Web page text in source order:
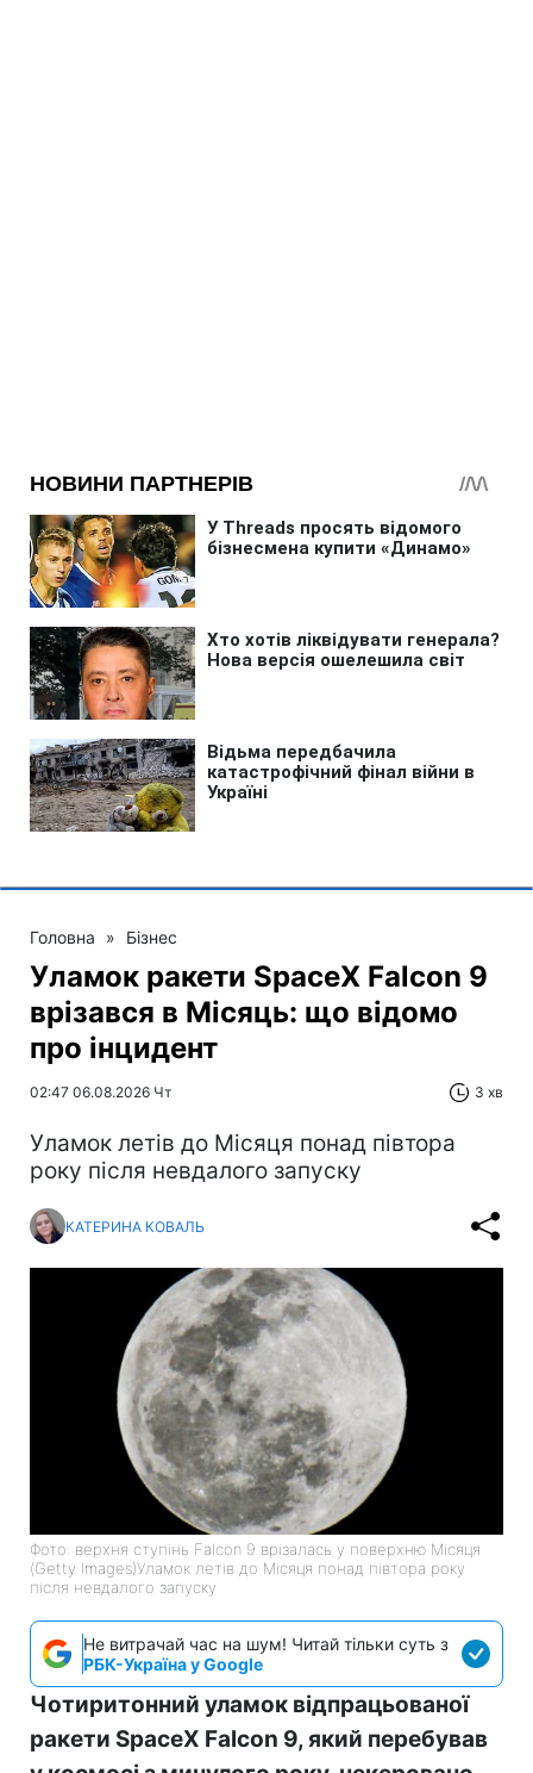
Головна » Бізнес
Уламок ракети SpaceX Falcon 9
врізався в Місяць: що відомо
про інцидент
02:47 06.08.2026 Чт 3 хв
Уламок летів до Місяця понад півтора
року після невдалого запуску
КАТЕРИНА КОВАЛЬ
Фото: верхня ступінь Falcon 9 врізалась у поверхню Місяця
(Getty Images)Уламок летів до Місяця понад півтора року
після невдалого запуску
Не витрачай час на шум! Читай тільки суть з
РБК-Україна у Google
Чотиритонний уламок відпрацьованої
ракети SpaceX Falcon 9, який перебував